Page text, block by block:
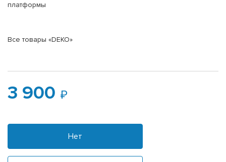
платформы
Все товары «DEKO»
3 900
Нет